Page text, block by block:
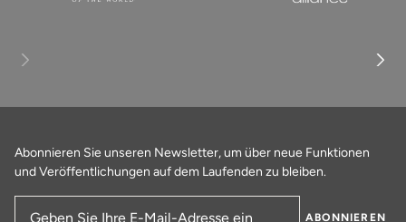
Abonnieren Sie unseren Newsletter, um über neue Funktionen
und Veröffentlichungen auf dem Laufenden zu bleiben.
ABONNIEREN